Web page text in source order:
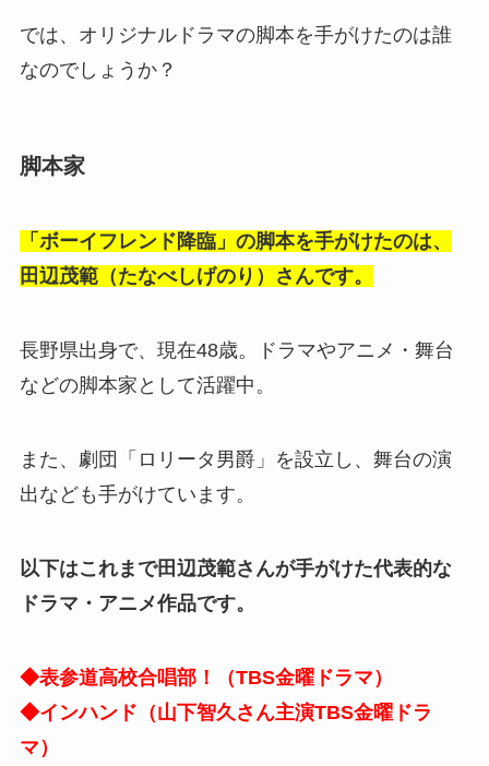
では、オリジナルドラマの脚本を手がけたのは誰
なのでしょうか？
脚本家
「ボーイフレンド降臨」の脚本を手がけたのは、
田辺茂範（たなべしげのり）さんです。
長野県出身で、現在48歳。ドラマやアニメ・舞台
などの脚本家として活躍中。
また、劇団「ロリータ男爵」を設立し、舞台の演
出なども手がけています。
以下はこれまで田辺茂範さんが手がけた代表的な
ドラマ・アニメ作品です。
◆表参道高校合唱部！（TBS金曜ドラマ）
◆インハンド（山下智久さん主演TBS金曜ドラ
マ）